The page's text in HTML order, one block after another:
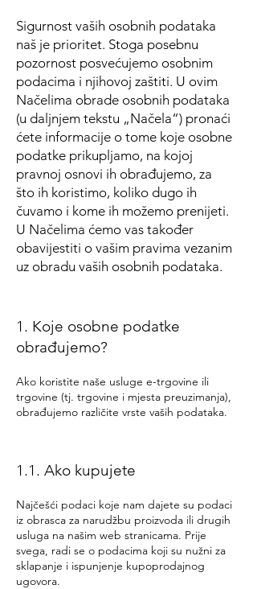
Sigurnost vaših osobnih podataka
naš je prioritet. Stoga posebnu
pozornost posvećujemo osobnim
podacima i njihovoj zaštiti. U ovim
Načelima obrade osobnih podataka
(u daljnjem tekstu „Načela“) pronaći
ćete informacije o tome koje osobne
podatke prikupljamo, na kojoj
pravnoj osnovi ih obrađujemo, za
što ih koristimo, koliko dugo ih
čuvamo i kome ih možemo prenijeti.
U Načelima ćemo vas također
obavijestiti o vašim pravima vezanim
uz obradu vaših osobnih podataka.
1. Koje osobne podatke
obrađujemo?
Ako koristite naše usluge e-trgovine ili
trgovine (tj. trgovine i mjesta preuzimanja),
obrađujemo različite vrste vaših podataka.
1.1. Ako kupujete
Najčešći podaci koje nam dajete su podaci
iz obrasca za narudžbu proizvoda ili drugih
usluga na našim web stranicama. Prije
svega, radi se o podacima koji su nužni za
sklapanje i ispunjenje kupoprodajnog
ugovora.